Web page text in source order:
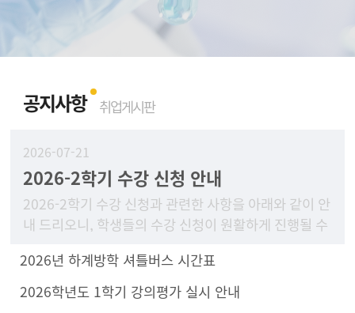
공지사항 취업게시판
2026-07-21
2026-2학기 수강 신청 안내
2026-2학기 수강 신청과 관련한 사항을 아래와 같이 안
내 드리오니, 학생들의 수강 신청이 원활하게 진행될 수
주시기 바랍니
2026년 하계방학 셔틀버스 시간표
2026학년도 1학기 강의평가 실시 안내